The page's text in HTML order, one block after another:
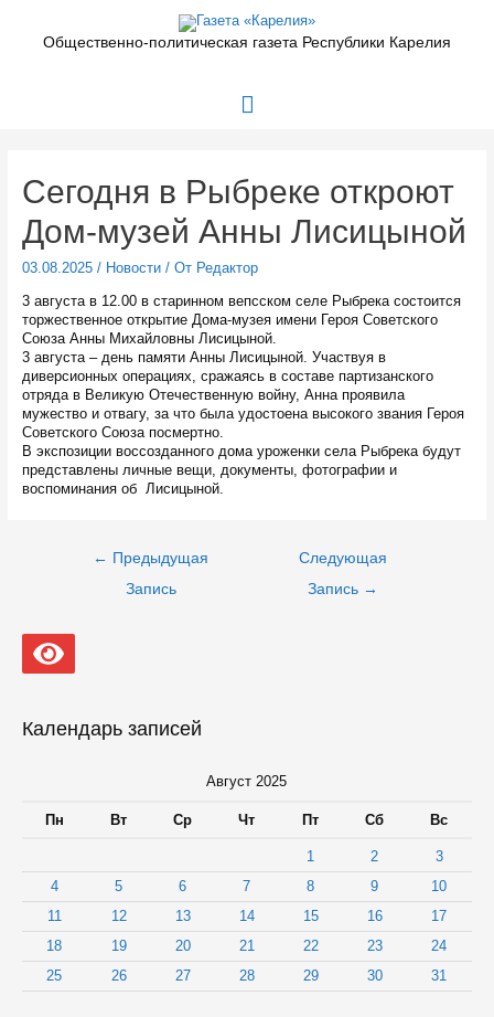
содержимомуОбщественно-политическая газета Республики Карелия
Главное
Сегодня в Рыбреке откроют
Дом-музей Анны Лисицыной
03.08.2025/ Новости/ От Редактор
3 августа в 12.00 в старинном вепсском селе Рыбрека состоится
торжественное открытие Дома-музея имени Героя Советского
Союза Анны Михайловны Лисицыной.
3 августа – день памяти Анны Лисицыной. Участвуя в
диверсионных операциях, сражаясь в составе партизанского
отряда в Великую Отечественную войну, Анна проявила
мужество и отвагу, за что была удостоена высокого звания Героя
Советского Союза посмертно.
В экспозиции воссозданного дома уроженки села Рыбрека будут
представлены личные вещи, документы, фотографии и
воспоминания об Лисицыной.
Навигация
← Предыдущая
Запись
Следующая
Запись →
Календарь записей
Август 2025
Пн Вт Ср Чт Пт Сб Вс
1 2
3
4
5 6 7 8 9
10
11
12 13 14 15 16
17
18
19 20 21 22 23
24
25
26 27 28 29 30 31